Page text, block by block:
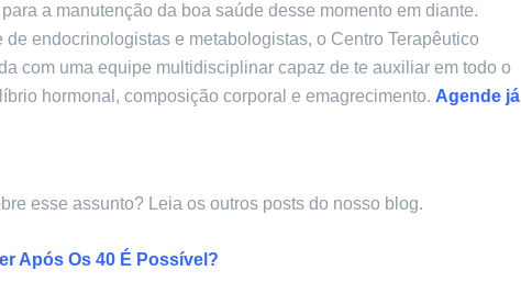
a manutenção da boa saúde desse momento em diante.
de endocrinologistas e metabologistas, o Centro Terapêutico
com uma equipe multidisciplinar capaz de te auxiliar em todo o
hormonal, composição corporal e emagrecimento. Agende já
esse assunto? Leia os outros posts do nosso blog.
Após Os 40 É Possível?